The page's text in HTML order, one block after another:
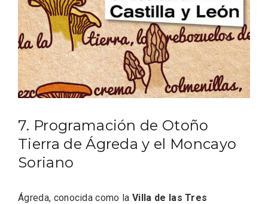
7. Programación de Otoño
Tierra de Ágreda y el Moncayo
Soriano
Ágreda, conocida como la Villa de las Tres